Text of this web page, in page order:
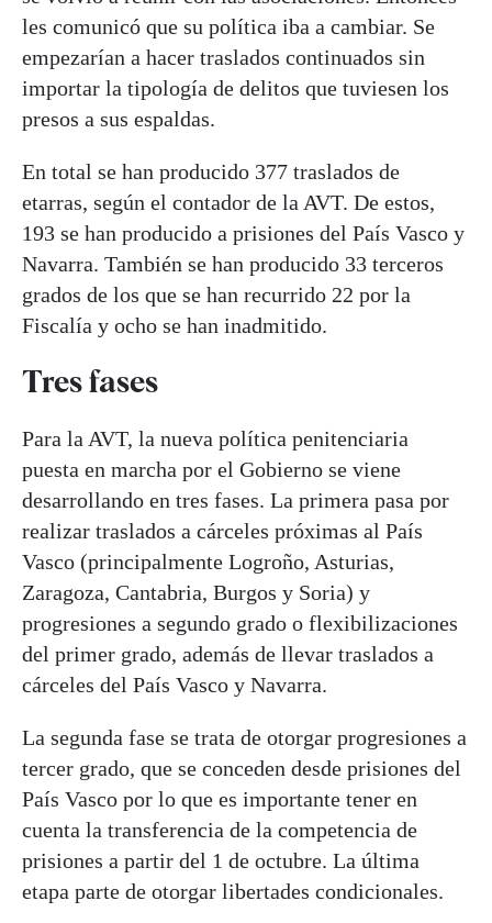
les comunicó que su política iba a cambiar. Se
empezarían a hacer traslados continuados sin
importar la tipología de delitos que tuviesen los
presos a sus espaldas.
En total se han producido 377 traslados de
etarras, según el contador de la AVT. De estos,
193 se han producido a prisiones del País Vasco y
Navarra. También se han producido 33 terceros
grados de los que se han recurrido 22 por la
Fiscalía y ocho se han inadmitido.
Tres fases
Para la AVT, la nueva política penitenciaria
puesta en marcha por el Gobierno se viene
desarrollando en tres fases. La primera pasa por
realizar traslados a cárceles próximas al País
Vasco (principalmente Logroño, Asturias,
Zaragoza, Cantabria, Burgos y Soria) y
progresiones a segundo grado o flexibilizaciones
del primer grado, además de llevar traslados a
cárceles del País Vasco y Navarra.
La segunda fase se trata de otorgar progresiones a
tercer grado, que se conceden desde prisiones del
País Vasco por lo que es importante tener en
cuenta la transferencia de la competencia de
prisiones a partir del 1 de octubre. La última
etapa parte de otorgar libertades condicionales.